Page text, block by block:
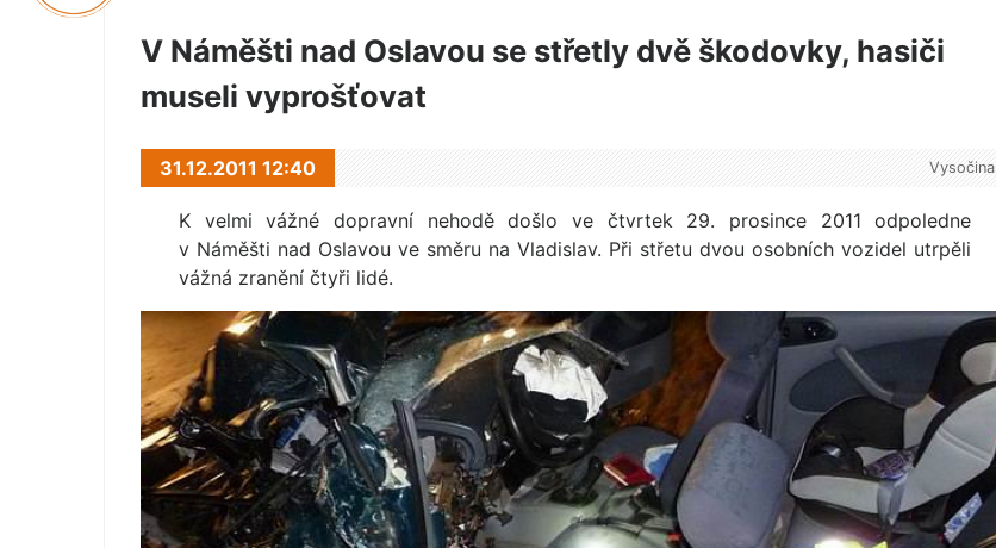
V Náměšti nad Oslavou se střetly dvě škodovky, hasiči
museli vyprošťovat
31.12.2011 12:40 Vysočina
K velmi vážné dopravní nehodě došlo ve čtvrtek 29. prosince 2011 odpoledne
v Náměšti nad Oslavou ve směru na Vladislav. Při střetu dvou osobních vozidel utrpěli
vážná zranění čtyři lidé.